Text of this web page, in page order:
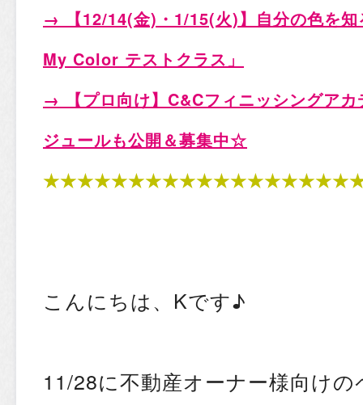
→ 【12/14(金)・1/15(火)】自分の色を
My Color テストクラス」
→ 【プロ向け】C&Cフィニッシングア
ジュールも公開＆募集中☆
こんにちは、Kです♪
11/28に不動産オーナー様向け